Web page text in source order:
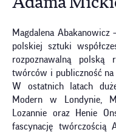
Magdalena
polskiej sztuki
rozpoznawalną polską
twórców i publiczność na
W ostatnich latach
Modern w Londynie,
Lozannie oraz Henie
fascynację twórczością